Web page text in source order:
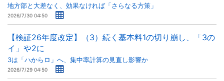
地方部と大差なく、効果なければ「さらなる方策」
2026/7/30 04:50
【検証26年度改定】（3）続く基本料1の切り崩し、「3の
イ」や2に
3は「ハからロ」へ、集中率計算の見直し影響か
2026/7/29 04:50